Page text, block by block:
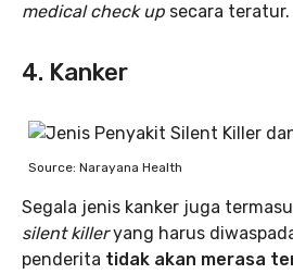
medical check up secara teratur.
4. Kanker
Source: Narayana Health
Segala jenis kanker juga
silent killeryang harus
penderita tidak akan merasa